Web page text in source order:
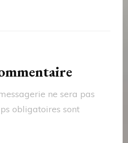
ne sera pas
obligatoires sont